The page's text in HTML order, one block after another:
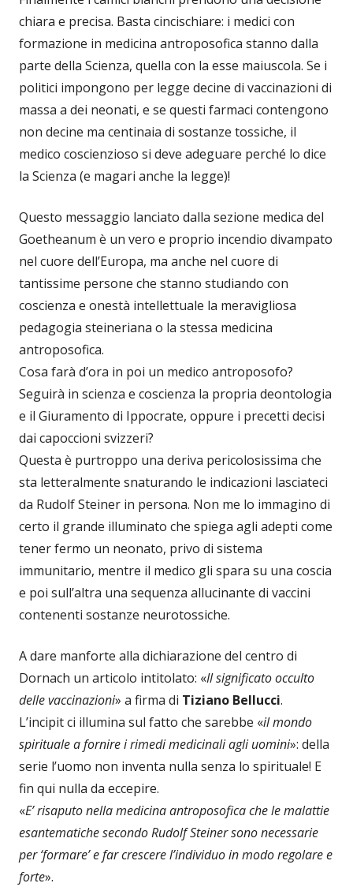
chiara e precisa. Basta cincischiare: i medici con
formazione in medicina antroposofica stanno dalla
parte della Scienza, quella con la esse maiuscola. Se i
politici impongono per legge decine di vaccinazioni di
massa a dei neonati, e se questi farmaci contengono
non decine ma centinaia di sostanze tossiche, il
medico coscienzioso si deve adeguare perché lo dice
la Scienza (e magari anche la legge)!
Questo messaggio lanciato dalla sezione medica del
Goetheanum è un vero e proprio incendio divampato
nel cuore dell’Europa, ma anche nel cuore di
tantissime persone che stanno studiando con
coscienza e onestà intellettuale la meravigliosa
pedagogia steineriana o la stessa medicina
antroposofica.
Cosa farà d’ora in poi un medico antroposofo?
Seguirà in scienza e coscienza la propria deontologia
e il Giuramento di Ippocrate, oppure i precetti decisi
dai capoccioni svizzeri?
Questa è purtroppo una deriva pericolosissima che
sta letteralmente snaturando le indicazioni lasciateci
da Rudolf Steiner in persona. Non me lo immagino di
certo il grande illuminato che spiega agli adepti come
tener fermo un neonato, privo di sistema
immunitario, mentre il medico gli spara su una coscia
e poi sull’altra una sequenza allucinante di vaccini
contenenti sostanze neurotossiche.
A dare manforte alla dichiarazione del centro di
Dornach un articolo intitolato: «Il significato occulto
delle vaccinazioni» a firma di Tiziano Bellucci.
L’incipit ci illumina sul fatto che sarebbe «il mondo
spirituale a fornire i rimedi medicinali agli uomini»: della
serie l’uomo non inventa nulla senza lo spirituale! E
fin qui nulla da eccepire.
«E’ risaputo nella medicina antroposofica che le malattie
esantematiche secondo Rudolf Steiner sono necessarie
per ‘formare’ e far crescere l’individuo in modo regolare e
forte».